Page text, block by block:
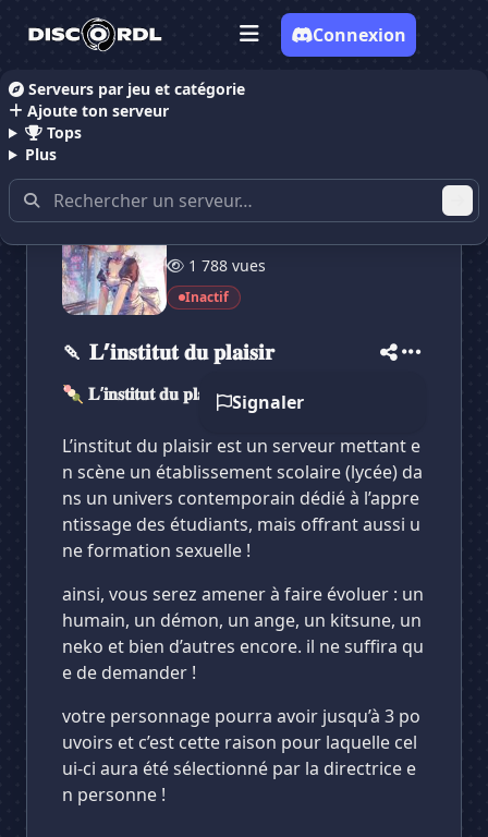
Serveurs par jeu et catégorie
Ajoute ton serveur
Tops
Plus
Connexion
Accueil Serveurs Discord RolePlay
1 788 vues
Inactif
🍡 𝐋’𝐢𝐧𝐬𝐭𝐢𝐭𝐮𝐭 𝐝𝐮 𝐩𝐥𝐚𝐢𝐬𝐢𝐫
Signaler
🍡 𝐋’𝐢𝐧𝐬𝐭𝐢𝐭𝐮𝐭 𝐝𝐮 𝐩𝐥𝐚𝐢𝐬𝐢𝐫 🍡
L’institut du plaisir est un serveur mettant e
n scène un établissement scolaire (lycée) da
ns un univers contemporain dédié à l’appre
ntissage des étudiants, mais offrant aussi u
ne formation sexuelle !
ainsi, vous serez amener à faire évoluer : un
humain, un démon, un ange, un kitsune, un
neko et bien d’autres encore. il ne suffira qu
e de demander !
votre personnage pourra avoir jusqu’à 3 po
uvoirs et c’est cette raison pour laquelle cel
ui-ci aura été sélectionné par la directrice e
n personne !
Es-tu sûr de vouloir supprimer ton avis de ce